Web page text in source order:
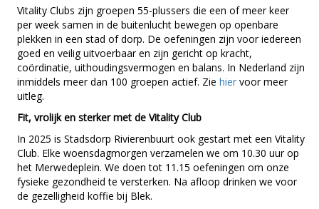
Vitality Clubs zijn groepen 55-plussers die een of meer keer
per week samen in de buitenlucht bewegen op openbare
plekken in een stad of dorp. De oefeningen zijn voor iedereen
goed en veilig uitvoerbaar en zijn gericht op kracht,
coördinatie, uithoudingsvermogen en balans. In Nederland zijn
inmiddels meer dan 100 groepen actief. Zie hier voor meer
uitleg.
Fit, vrolijk en sterker met de Vitality Club
In 2025 is Stadsdorp Rivierenbuurt ook gestart met een Vitality
Club. Elke woensdagmorgen verzamelen we om 10.30 uur op
het Merwedeplein. We doen tot 11.15 oefeningen om onze
fysieke gezondheid te versterken. Na afloop drinken we voor
de gezelligheid koffie bij Blek.